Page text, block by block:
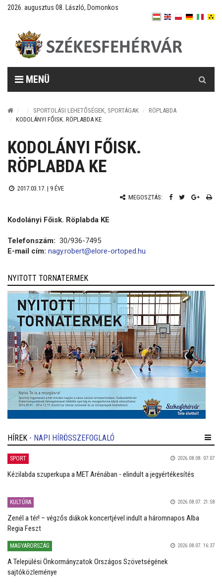
2026. augusztus 08. László, Domonkos
MENÜ
SPORTOLÁSI LEHETŐSÉGEK, SPORTÁGAK
RÖPLABDA
KODOLÁNYI FŐISK. RÖPLABDA KE
KODOLÁNYI FŐISK.
RÖPLABDA KE
2017.03.17. | 9 ÉVE
MEGOSZTÁS:
Kodolányi Főisk. Röplabda KE
Telefonszám: 30/936-7495
E-mail cím: nagy.robert@elore-ortoped.hu
NYITOTT TORNATERMEK
HÍREK - NAPI HÍRÖSSZEFOGLALÓ
SPORT 2026.08.08. 07:07
Kézilabda szuperkupa a MET Arénában - elindult a jegyértékesítés
KULTÚRA 2026.08.07. 21:58
Zenél a tér! – végzős diákok koncertjével indult a háromnapos Alba
Regia Feszt
MAGYARORSZÁG 2026.08.07. 16:37
A Települési Önkormányzatok Országos Szövetségének
sajtóközleménye